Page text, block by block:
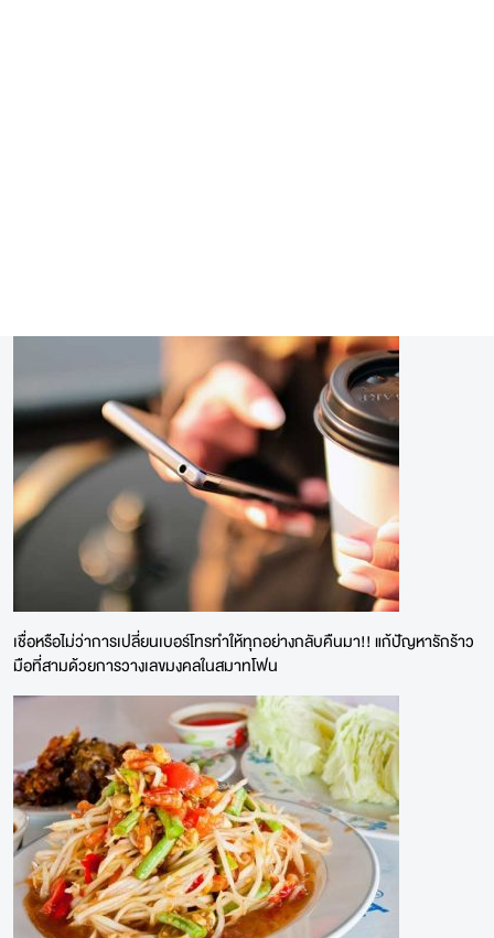
เชื่อหรือไม่ว่าการเปลี่ยนเบอร์โทรทำให้ทุกอย่างกลับคืนมา!! แก้ปัญหารักร้าว
มือที่สามด้วยการวางเลขมงคลในสมาทโฟน